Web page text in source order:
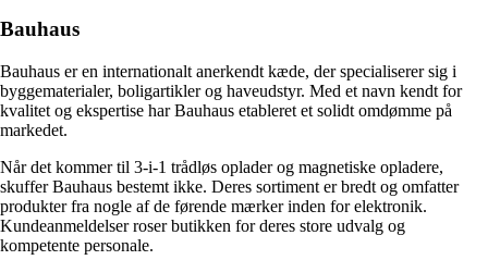
Bauhaus
Bauhaus er en internationalt anerkendt kæde, der specialiserer sig i
byggematerialer, boligartikler og haveudstyr. Med et navn kendt for
kvalitet og ekspertise har Bauhaus etableret et solidt omdømme på
markedet.
Når det kommer til 3-i-1 trådløs oplader og magnetiske opladere,
skuffer Bauhaus bestemt ikke. Deres sortiment er bredt og omfatter
produkter fra nogle af de førende mærker inden for elektronik.
Kundeanmeldelser roser butikken for deres store udvalg og
kompetente personale.